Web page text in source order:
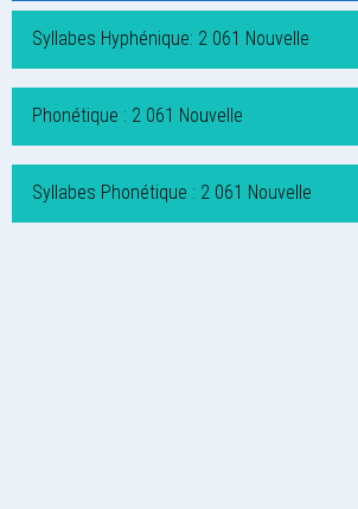
Syllabes Hyphénique: 2 061 Nouvelle
Phonétique : 2 061 Nouvelle
Syllabes Phonétique : 2 061 Nouvelle